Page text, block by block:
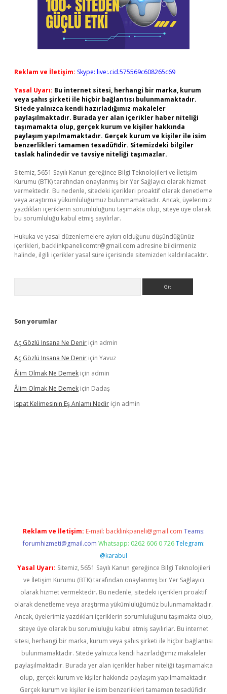
Reklam ve İletişim: Skype: live:.cid.575569c608265c69
Yasal Uyarı: Bu internet sitesi, herhangi bir marka, kurum
veya şahıs şirketi ile hiçbir bağlantısı bulunmamaktadır.
Sitede yalnızca kendi hazırladığımız makaleler
paylaşılmaktadır. Burada yer alan içerikler haber niteliği
taşımamakta olup, gerçek kurum ve kişiler hakkında
paylaşım yapılmamaktadır. Gerçek kurum ve kişiler ile isim
benzerlikleri tamamen tesadüfidir. Sitemizdeki bilgiler
taslak halindedir ve tavsiye niteliği taşımazlar.
Sitemiz, 5651 Sayılı Kanun gereğince Bilgi Teknolojileri ve İletişim
Kurumu (BTK) tarafından onaylanmış bir Yer Sağlayıcı olarak hizmet
vermektedir. Bu nedenle, sitedeki içerikleri proaktif olarak denetleme
veya araştırma yükümlülüğümüz bulunmamaktadır. Ancak, üyelerimiz
yazdıkları içeriklerin sorumluluğunu taşımakta olup, siteye üye olarak
bu sorumluluğu kabul etmiş sayılırlar.
Hukuka ve yasal düzenlemelere aykırı olduğunu düşündüğünüz
içerikleri, backlinkpanelicomtr@gmail.com adresine bildirmeniz
halinde, ilgili içerikler yasal süre içerisinde sitemizden kaldırılacaktır.
Son yorumlar
Aç Gözlü Insana Ne Denir için admin
Aç Gözlü Insana Ne Denir için Yavuz
Âlim Olmak Ne Demek için admin
Âlim Olmak Ne Demek için Dadaş
Ispat Kelimesinin Eş Anlamı Nedir için admin
Reklam ve İletişim: E-mail: backlinkpaneli@gmail.com Teams:
forumhizmeti@gmail.com Whatsapp: 0262 606 0 726 Telegram:
@karabul
Yasal Uyarı: Sitemiz, 5651 Sayılı Kanun gereğince Bilgi Teknolojileri
ve İletişim Kurumu (BTK) tarafından onaylanmış bir Yer Sağlayıcı
olarak hizmet vermektedir. Bu nedenle, sitedeki içerikleri proaktif
olarak denetleme veya araştırma yükümlülüğümüz bulunmamaktadır.
Ancak, üyelerimiz yazdıkları içeriklerin sorumluluğunu taşımakta olup,
siteye üye olarak bu sorumluluğu kabul etmiş sayılırlar. Bu internet
sitesi, herhangi bir marka, kurum veya şahıs şirketi ile hiçbir bağlantısı
bulunmamaktadır. Sitede yalnızca kendi hazırladığımız makaleler
paylaşılmaktadır. Burada yer alan içerikler haber niteliği taşımamakta
olup, gerçek kurum ve kişiler hakkında paylaşım yapılmamaktadır.
Gerçek kurum ve kişiler ile isim benzerlikleri tamamen tesadüfidir.